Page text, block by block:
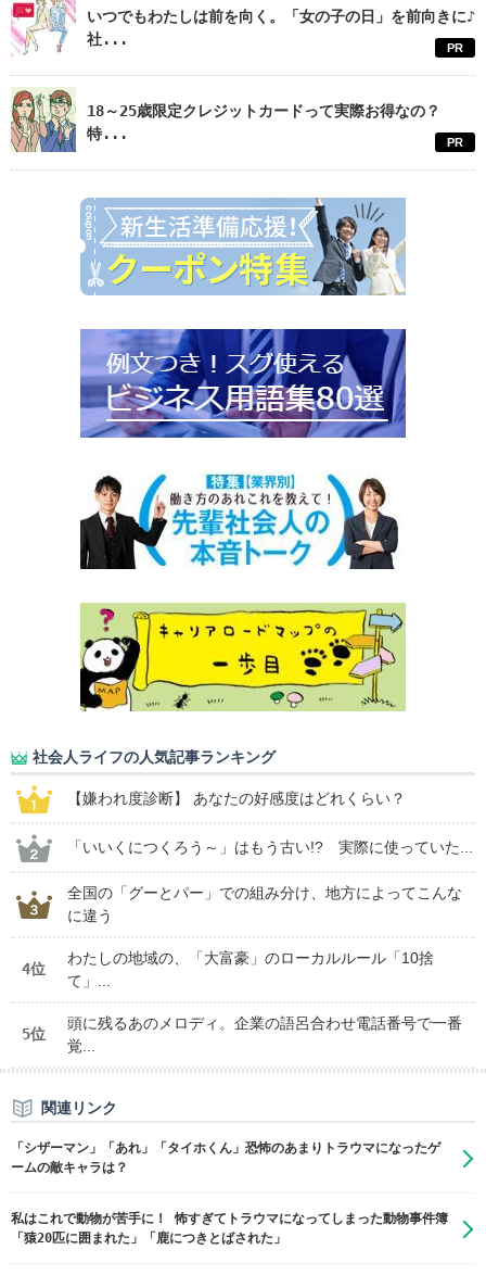
いつでもわたしは前を向く。「女の子の日」を前向きに♪
社...
PR
18～25歳限定クレジットカードって実際お得なの？
特...
PR
社会人ライフの人気記事ランキング
【嫌われ度診断】 あなたの好感度はどれくらい？
「いいくにつくろう～」はもう古い!? 実際に使っていた...
全国の「グーとパー」での組み分け、地方によってこんな
に違う
4位
わたしの地域の、「大富豪」のローカルルール「10捨
て」...
5位
頭に残るあのメロディ。企業の語呂合わせ電話番号で一番
覚...
関連リンク
「シザーマン」「あれ」「タイホくん」恐怖のあまりトラウマになったゲ
ームの敵キャラは？
私はこれで動物が苦手に！ 怖すぎてトラウマになってしまった動物事件簿
「猿20匹に囲まれた」「鹿につきとばされた」